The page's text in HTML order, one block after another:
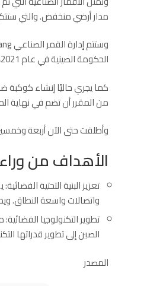
مدار أرضي منخفض. والتي
الحكومة الصينية في عام 2021، كما أشار موقع SpaceNews.
كما يجري حاليًا إنشاء
من المقرر أن تضم في نهاية المطاف نحو 13
وأطلقت حتى الآن أربعة
الأهداف من
تعزيز البنية التحتية
واتصالات واسعة النطاق.
تطوير التكنولوجيا
الصين إلى تطوير قدراتها
المصدر